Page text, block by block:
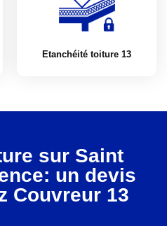
Etanchéité toiture 13
sur Saint
un devis
Couvreur 13